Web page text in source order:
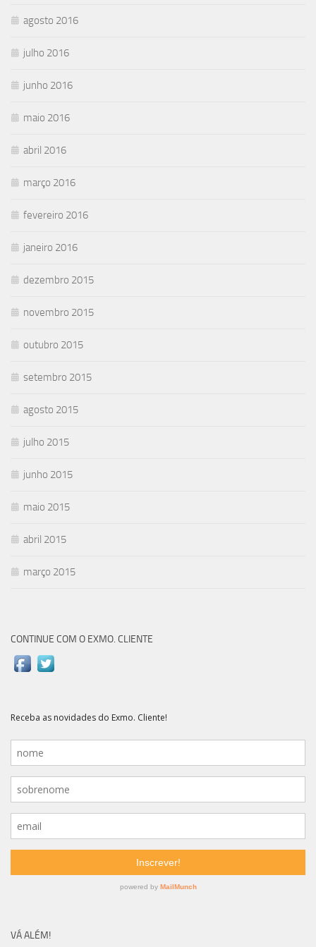
agosto 2016
julho 2016
junho 2016
maio 2016
abril 2016
março 2016
fevereiro 2016
janeiro 2016
dezembro 2015
novembro 2015
outubro 2015
setembro 2015
agosto 2015
julho 2015
junho 2015
maio 2015
abril 2015
março 2015
CONTINUE COM O EXMO. CLIENTE
VÁ ALÉM!